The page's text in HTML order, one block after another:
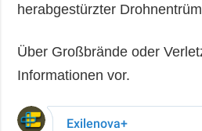
herabgestürzter
Über Großbrände oder
Informationen vor.